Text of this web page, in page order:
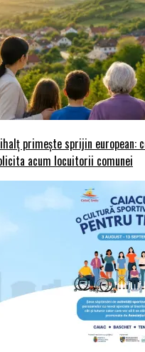
primește sprijin european:
acum locuitorii comunei